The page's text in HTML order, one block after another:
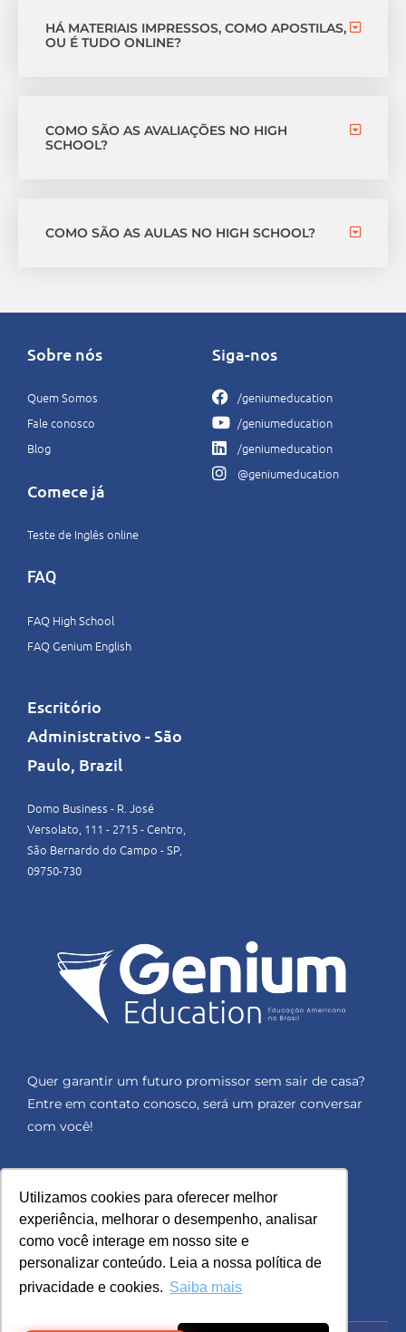
Utilizamos cookies para oferecer melhor
experiência, melhorar o desempenho, analisar
como você interage em nosso site e
personalizar conteúdo. Leia a nossa política de
privacidade e cookies. Saiba mais
HÁ MATERIAIS IMPRESSOS, COMO APOSTILAS,
OU É TUDO ONLINE?
COMO SÃO AS AVALIAÇÕES NO HIGH
SCHOOL?
COMO SÃO AS AULAS NO HIGH SCHOOL?
Sobre nós
Quem Somos
Fale conosco
Blog
Comece já
Teste de Inglês online
FAQ
FAQ High School
FAQ Genium English
Siga-nos
/geniumeducation
/geniumeducation
/geniumeducation
@geniumeducation
Escritório
Administrativo - São
Paulo, Brazil
Domo Business - R. José
Versolato, 111 - 2715 - Centro,
São Bernardo do Campo - SP,
09750-730
Quer garantir um futuro promissor sem sair de casa?
Entre em contato conosco, será um prazer conversar
com você!